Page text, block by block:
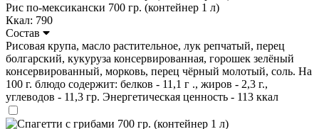
Рис по-мексикански 700 гр. (контейнер 1 л)
Ккал: 790
Состав
Рисовая крупа, масло растительное, лук репчатый, перец
болгарский, кукуруза консервированная, горошек зелёный
консервированный, морковь, перец чёрный молотый, соль. На
100 г. блюдо содержит: белков - 11,1 г ., жиров - 2,3 г.,
углеводов - 11,3 гр. Энергетическая ценность - 113 ккал